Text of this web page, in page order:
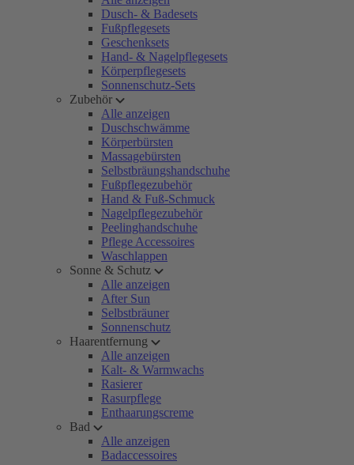
Dusch- & Badesets
Fußpflegesets
Geschenksets
Hand- & Nagelpflegesets
Körperpflegesets
Sonnenschutz-Sets
Zubehör
Alle anzeigen
Duschschwämme
Körperbürsten
Massagebürsten
Selbstbräungshandschuhe
Fußpflegezubehör
Hand & Fuß-Schmuck
Nagelpflegezubehör
Peelinghandschuhe
Pflege Accessoires
Waschlappen
Sonne & Schutz
Alle anzeigen
After Sun
Selbstbräuner
Sonnenschutz
Haarentfernung
Alle anzeigen
Kalt- & Warmwachs
Rasierer
Rasurpflege
Enthaarungscreme
Bad
Alle anzeigen
Badaccessoires